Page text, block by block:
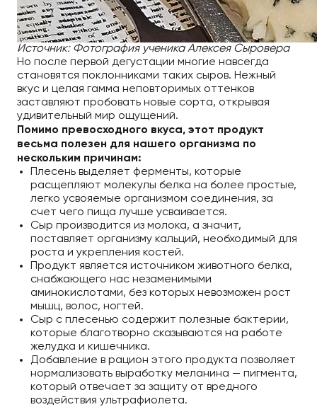
Источник: Фотография ученика Алексея Сыровера
Но после первой дегустации многие навсегда
становятся поклонниками таких сыров. Нежный
вкус и целая гамма неповторимых оттенков
заставляют пробовать новые сорта, открывая
удивительный мир ощущений.
Помимо превосходного вкуса, этот продукт
весьма полезен для нашего организма по
нескольким причинам:
Плесень выделяет ферменты, которые
расщепляют молекулы белка на более простые,
легко усвояемые организмом соединения, за
счет чего пища лучше усваивается.
Сыр производится из молока, а значит,
поставляет организму кальций, необходимый для
роста и укрепления костей.
Продукт является источником животного белка,
снабжающего нас незаменимыми
аминокислотами, без которых невозможен рост
мышц, волос, ногтей.
Сыр с плесенью содержит полезные бактерии,
которые благотворно сказываются на работе
желудка и кишечника.
Добавление в рацион этого продукта позволяет
нормализовать выработку меланина — пигмента,
который отвечает за защиту от вредного
воздействия ультрафиолета.